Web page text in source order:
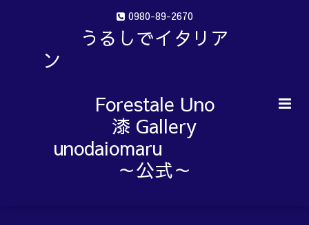
0980-89-2670
うるしでイタリア
ン
Forestale Uno
漆 Gallery
unodaiomaru
～公式～